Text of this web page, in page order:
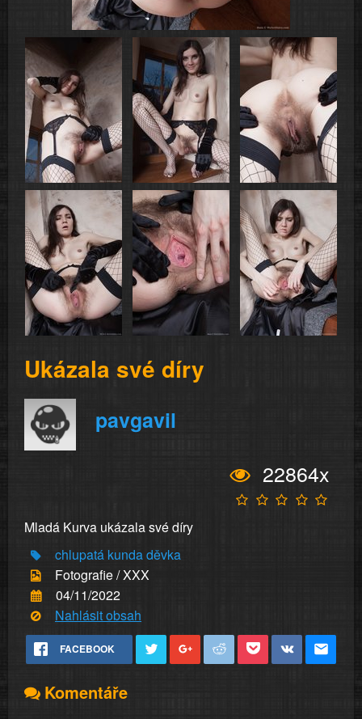
Ukázala své díry
pavgavil
22864x
Mladá Kurva ukázala své díry
chlupatá kundaděvka
Fotografie / XXX
04/11/2022
Nahlásit obsah
FACEBOOK
Komentáře